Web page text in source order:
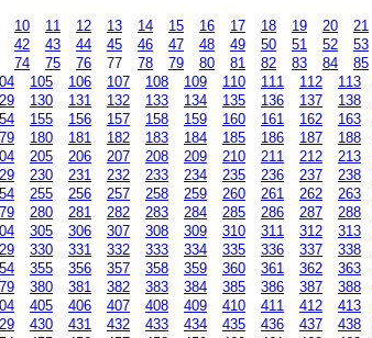
10 11 12 13 14 15 16 17 18 19 20 21
42 43 44 45 46 47 48 49 50 51 52 53
74 75 76 77 78 79 80 81 82 83 84 85
105 106 107 108 109 110 111 112 113
130 131 132 133 134 135 136 137 138
155 156 157 158 159 160 161 162 163
180 181 182 183 184 185 186 187 188
205 206 207 208 209 210 211 212 213
230 231 232 233 234 235 236 237 238
255 256 257 258 259 260 261 262 263
280 281 282 283 284 285 286 287 288
305 306 307 308 309 310 311 312 313
330 331 332 333 334 335 336 337 338
355 356 357 358 359 360 361 362 363
380 381 382 383 384 385 386 387 388
405 406 407 408 409 410 411 412 413
430 431 432 433 434 435 436 437 438